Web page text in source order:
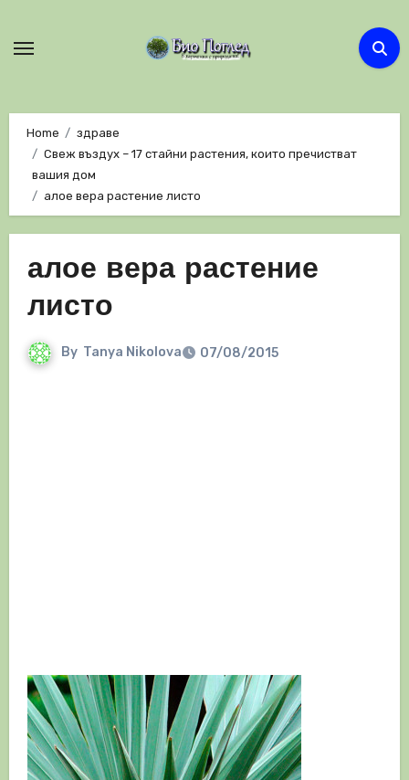
Home
здраве
Свеж въздух – 17 стайни растения, които пречистват
вашия дом
алое вера растение листо
алое вера растение
листо
By Tanya Nikolova 07/08/2015